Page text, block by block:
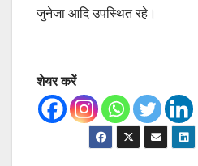
जुनेजा आदि उपस्थित रहे।
शेयर करें